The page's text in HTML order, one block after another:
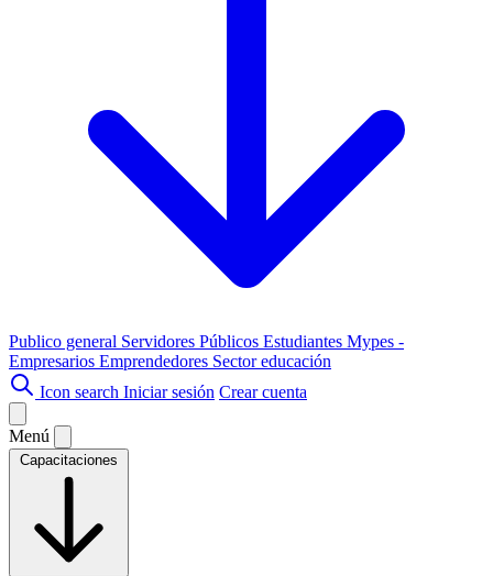
Publico general Servidores Públicos Estudiantes Mypes -
Empresarios Emprendedores Sector educación
Icon search Iniciar sesión Crear cuenta
Menú
Capacitaciones